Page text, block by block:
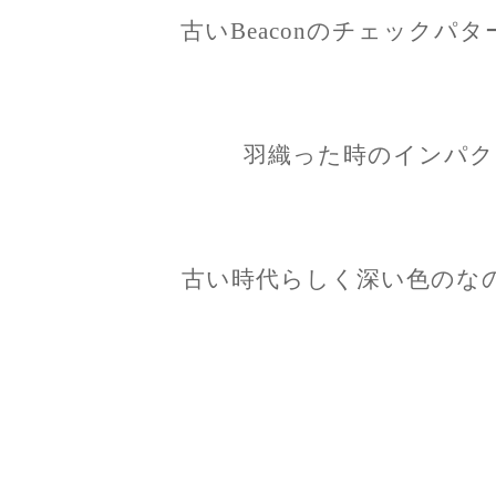
古いBeaconのチェックパ
羽織った時のインパ
古い時代らしく深い色のな